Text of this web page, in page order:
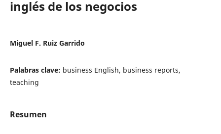
inglés de los negocios
Miguel F. Ruiz Garrido
Palabras clave: business English, business reports,
teaching
Resumen